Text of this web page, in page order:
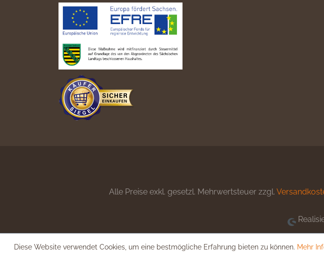
Alle Preise exkl. gesetzl. Mehrwertsteuer zzgl.
Diese Website verwendet Cookies, um eine bestmögliche Erfahrung bieten zu können. Mehr